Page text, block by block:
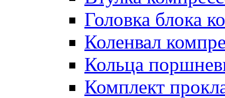
Головка блока
Коленвал
Кольца
Комплект